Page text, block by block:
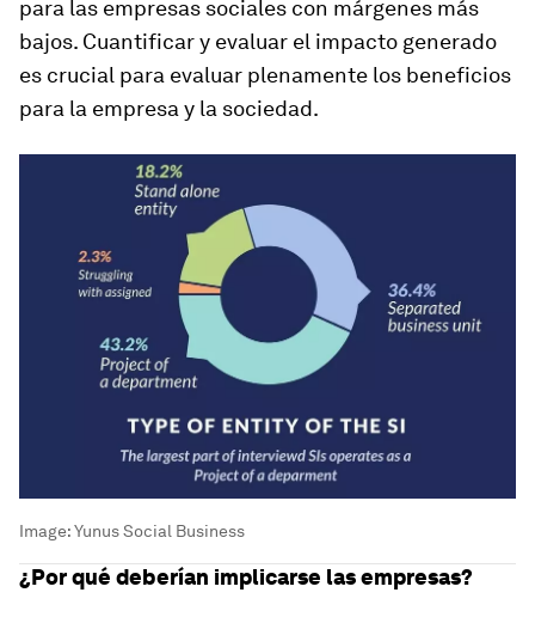
para las empresas sociales con márgenes más
bajos. Cuantificar y evaluar el impacto generado
es crucial para evaluar plenamente los beneficios
para la empresa y la sociedad.
Image:Yunus Social Business
¿Por qué deberían implicarse las empresas?